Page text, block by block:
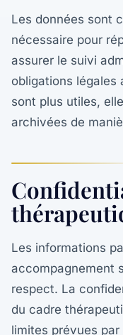
Les données sont
nécessaire pour
assurer le suivi
obligations légales
sont plus utiles,
archivées de
Les informations
accompagnement
respect. La
du cadre
limites prévues